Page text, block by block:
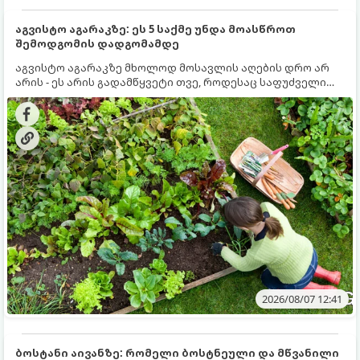
აგვისტო აგარაკზე: ეს 5 საქმე უნდა მოასწროთ
შემოდგომის დადგომამდე
აგვისტო აგარაკზე მხოლოდ მოსავლის აღების დრო არ
არის - ეს არის გადამწყვეტი თვე, როდესაც საფუძველი
ეყრება მომავალი წლის მოსავალს და ბაღი მზადდება
შემოდგომა-ზამთრის სეზონისთვის. იმისათვის, რომ
ნიადაგმა ენერგია აღიდგინოს, ხოლო მცენარეებმა
ზამთარს გაუძლონ, აგვისტოს ბოლომდე 5
მნიშვნელოვანი საქმის გაკეთება უნდა მოასწროთ:
2026/08/07 12:41
ბოსტანი აივანზე: რომელი ბოსტნეული და მწვანილი